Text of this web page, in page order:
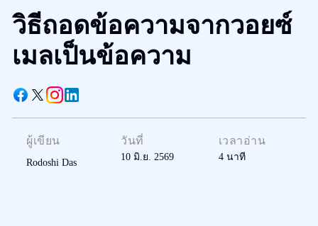
วิธีถอดข้อความจากวอยซ์
เมลเป็นข้อความ
ผู้เขียน
Rodoshi Das
วันที่
10 มิ.ย. 2569
เวลาอ่าน
4 นาที